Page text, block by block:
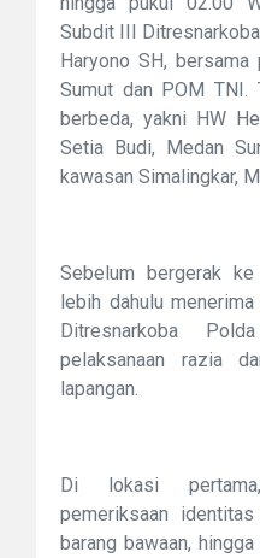
Subdit III
Haryono SH,
Sumut dan POM TNI.
berbeda, yakni HW
Setia Budi, Medan
kawasan Simalingkar,
Sebelum bergerak
lebih dahulu
Ditresnarkoba
pelaksanaan razia
lapangan.
Di lokasi
pemeriksaan identitas
barang bawaan,